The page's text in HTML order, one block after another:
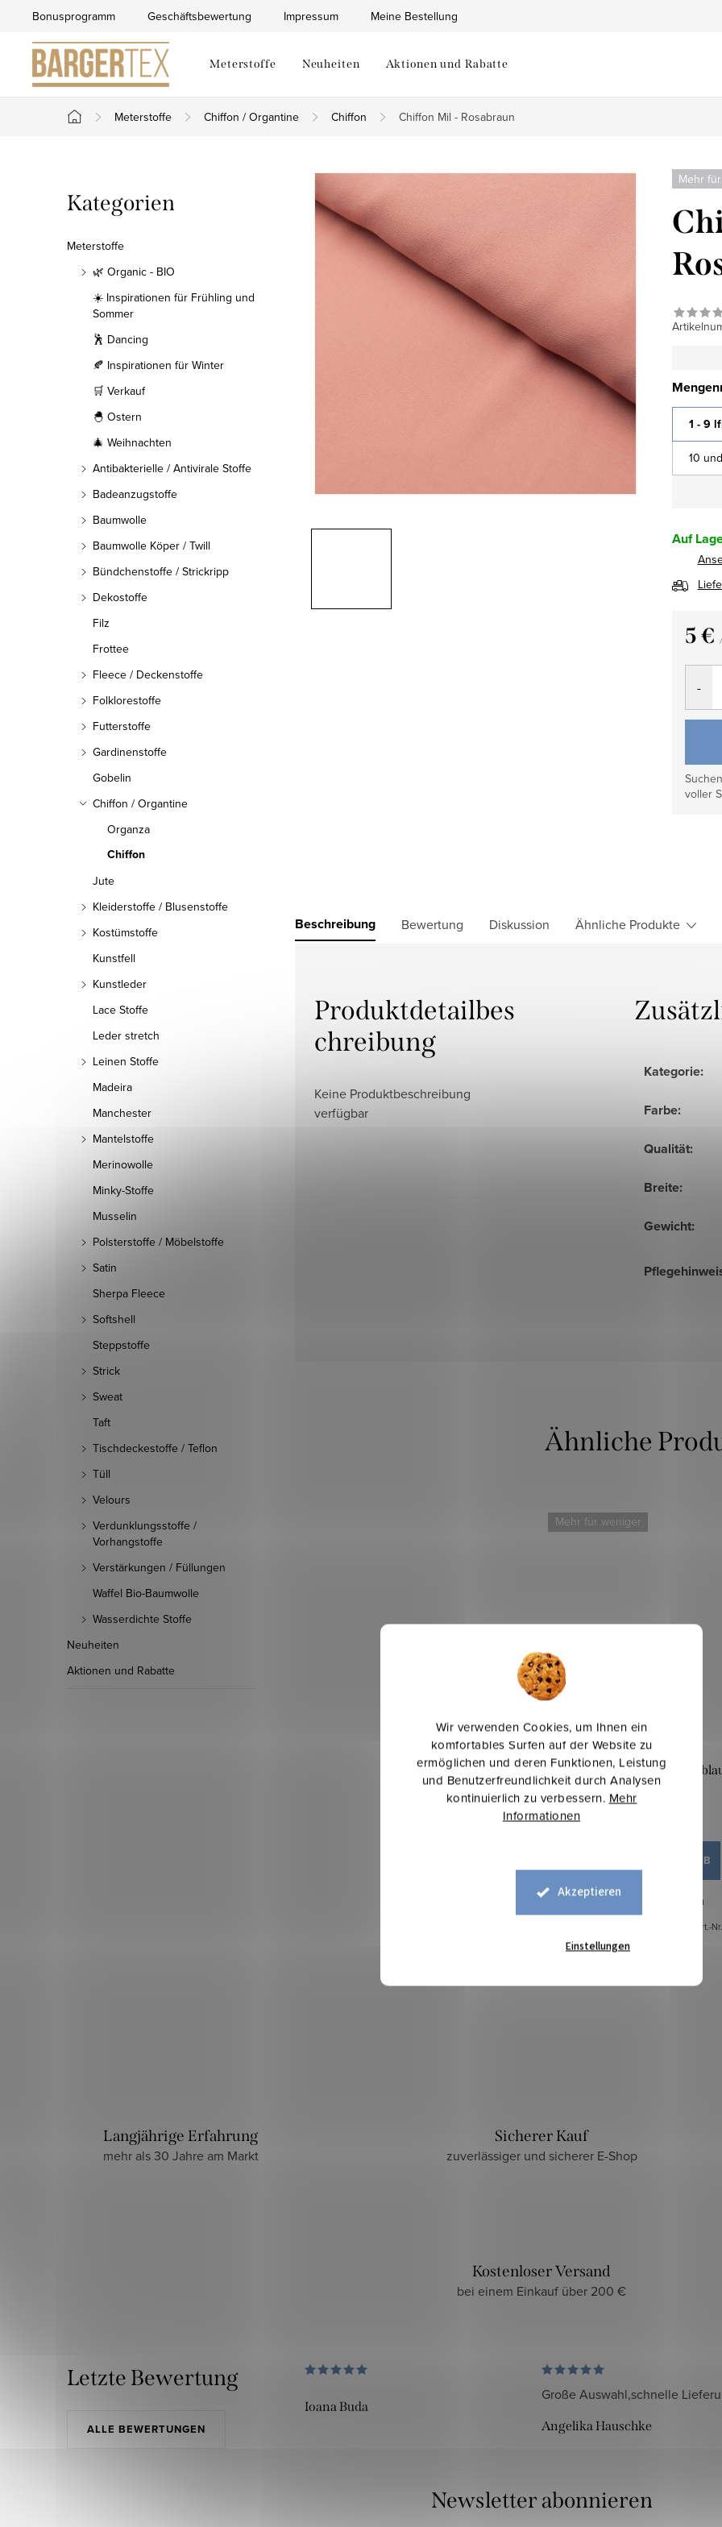
Wir verwenden Cookies, um Ihnen ein
komfortables Surfen auf der Website zu
ermöglichen und deren Funktionen, Leistung
und Benutzerfreundlichkeit durch Analysen
kontinuierlich zu verbessern. Mehr
Informationen
Akzeptieren
Einstellungen
springen
Bonusprogramm Geschäftsbewertung Impressum Meine Bestellung
Meterstoffe Neuheiten Aktionen und Rabatte
Startseite
Meterstoffe Chiffon / Organtine Chiffon Chiffon Mil - Rosabraun
e
i
Kategorien
überspringen
Kategorien
Meterstoffe
🌿 Organic - BIO
☀️ Inspirationen für Frühling und
Sommer
🕺 Dancing
🍂 Inspirationen für Winter
🛒 Verkauf
🐣 Ostern
🎄 Weihnachten
Antibakterielle / Antivirale Stoffe
Badeanzugstoffe
Baumwolle
Baumwolle Köper / Twill
Bündchenstoffe / Strickripp
Dekostoffe
Filz
Frottee
Fleece / Deckenstoffe
Folklorestoffe
Futterstoffe
Gardinenstoffe
Gobelin
Chiffon / Organtine
Organza
Chiffon
Jute
Kleiderstoffe / Blusenstoffe
Kostümstoffe
Kunstfell
Kunstleder
Lace Stoffe
Leder stretch
Leinen Stoffe
Madeira
Manchester
Mantelstoffe
Merinowolle
Minky-Stoffe
Musselin
Polsterstoffe / Möbelstoffe
Satin
Sherpa Fleece
Softshell
Steppstoffe
Strick
Sweat
Taft
Tischdeckestoffe / Teflon
Tüll
Velours
Verdunklungsstoffe /
Vorhangstoffe
Verstärkungen / Füllungen
Waffel Bio-Baumwolle
Wasserdichte Stoffe
Neuheiten
Aktionen und Rabatte
Mehr
1 - 9
10
Auf
5 €
voller
Beschreibung Bewertung Diskussion Ähnliche Produkte
Produktdetailbes
chreibung
Keine Produktbeschreibung
verfügbar
Kategorie:
Farbe:
Qualität:
Breite:
Gewicht:
Mehr für weniger
Chiffon Mil -
IN DEN WARENKORB
Auf Lager 8,95 lfm
Art.-
Langjährige Erfahrung
mehr als 30 Jahre am Markt
Sicherer Kauf
zuverlässiger und sicherer E-Shop
Kostenloser Versand
bei einem Einkauf über 200 €
Letzte Bewertung
ALLE BEWERTUNGEN
Ioana Buda
Große Auswahl,schnelle
Angelika Hauschke
Newsletter abonnieren